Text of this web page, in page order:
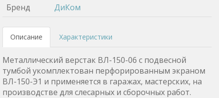
Бренд
ДиКом
Описание Характеристики
Металлический верстак ВЛ-150-06 с подвесной
тумбой укомплектован перфорированным экраном
ВЛ-150-Э1 и применяется в гаражах, мастерских, на
производстве для слесарных и сборочных работ.